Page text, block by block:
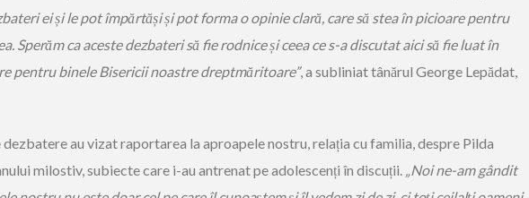
ei și le pot împărtăși și pot forma o opinie clară, care să stea în picioare pentru
Sperăm ca aceste dezbateri să fie rodnice și ceea ce s-a discutat aici să fie luat în
pentru binele Bisericii noastre dreptmăritoare”, a subliniat tânărul George Lepădat,
dezbatere au vizat raportarea la aproapele nostru, relația cu familia, despre Pilda
milostiv, subiecte care i-au antrenat pe adolescenți în discuții.
„Noi ne-am gândit